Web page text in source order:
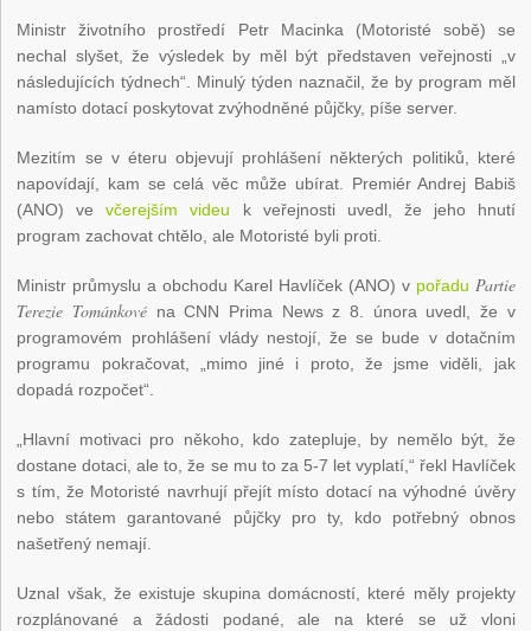
Ministr životního prostředí Petr Macinka (Motoristé sobě) se
nechal slyšet, že výsledek by měl být představen veřejnosti „v
následujících týdnech“. Minulý týden naznačil, že by program měl
namísto dotací poskytovat zvýhodněné půjčky, píše server.
Mezitím se v éteru objevují prohlášení některých politiků, které
napovídají, kam se celá věc může ubírat. Premiér Andrej Babiš
(ANO) vevčerejším videu k veřejnosti uvedl, že jeho hnutí
program zachovat chtělo, ale Motoristé byli proti.
Ministr průmyslu a obchodu Karel Havlíček (ANO) v pořadu Partie
Terezie Tománkové na CNN Prima News z 8. února uvedl, že v
programovém prohlášení vlády nestojí, že se bude v dotačním
programu pokračovat, „mimo jiné i proto, že jsme viděli, jak
dopadá rozpočet“.
„Hlavní motivaci pro někoho, kdo zatepluje, by nemělo být, že
dostane dotaci, ale to, že se mu to za 5-7 let vyplatí,“ řekl Havlíček
s tím, že Motoristé navrhují přejít místo dotací na výhodné úvěry
nebo státem garantované půjčky pro ty, kdo potřebný obnos
našetřený nemají.
Uznal však, že existuje skupina domácností, které měly projekty
rozplánované a žádosti podané, ale na které se už vloni